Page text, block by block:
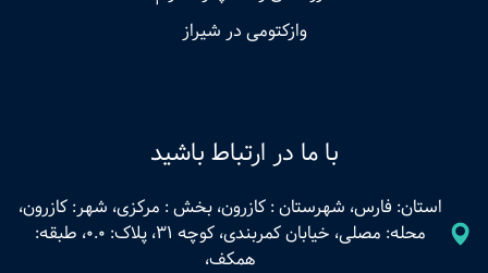
وازکتومی در شیراز
با ما در ارتباط باشید
استان: فارس، شهرستان : کازرون، بخش : مرکزی، شهر: کازرون،
محله: مصلی، خیابان کمربندی، کوچه 31، پلاک: 0.0، طبقه:
همکف،